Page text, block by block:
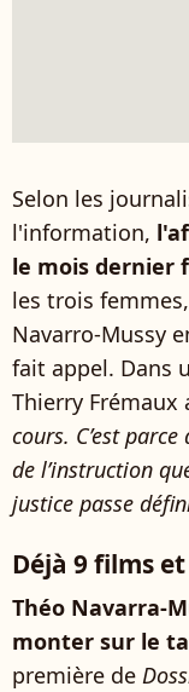
Selon les
l'information,
le mois dernier
les trois
Navarro-Mussy
fait appel. Dans
Thierry Frémaux
cours. C’est
de l’instruction
justice passe
Déjà 9 films
Théo Navarra-
monter sur le
première de